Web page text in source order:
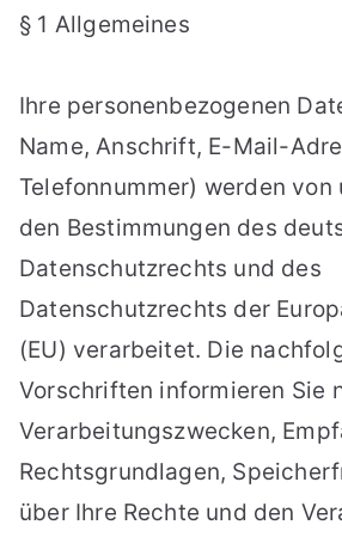
§ 1 Allgemeines
Ihre personenbezogenen
Name, Anschrift, E-Mail-
Telefonnummer) werden von
den Bestimmungen des
Datenschutzrechts und des
Datenschutzrechts der
(EU) verarbeitet. Die
Vorschriften informieren Sie
Verarbeitungszwecken,
Rechtsgrundlagen,
über Ihre Rechte und den